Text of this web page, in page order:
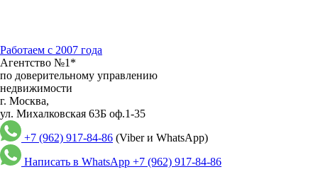
Работаем с 2007 года
Агентство №1*
по доверительному управлению
недвижимости
г. Москва,
ул. Михалковская 63Б оф.1-35
+7 (962) 917-84-86 (Viber и WhatsApp)
Написать в WhatsApp +7 (962) 917-84-86